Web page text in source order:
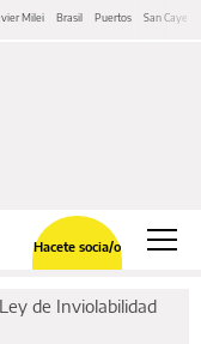
Milei Brasil Puertos San
Hacete socia/o
de Inviolabilidad